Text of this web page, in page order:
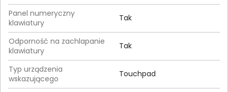
Panel numeryczny
klawiatury
Tak
Odporność na zachlapanie
klawiatury
Tak
Typ urządzenia
wskazującego
Touchpad